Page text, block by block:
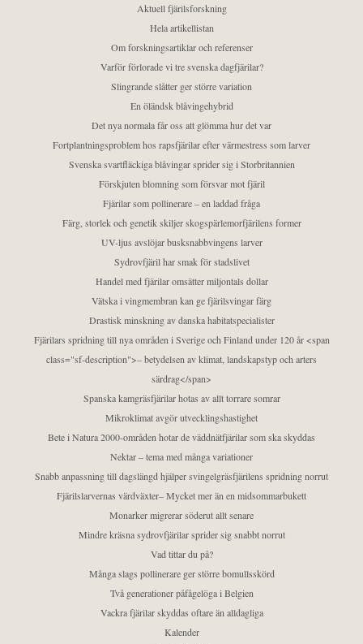
Aktuell fjärilsforskning
Hela artikellistan
Om forskningsartiklar och referenser
Varför förlorade vi tre svenska dagfjärilar?
Slingrande slåtter ger större variation
En öländsk blåvingehybrid
Det nya normala får oss att glömma hur det var
Fortplantningsproblem hos rapsfjärilar efter värmestress som larver
Svenska svartfläckiga blåvingar sprider sig i Storbritannien
Förskjuten blomning som försvar mot fjäril
Fjärilar som pollinerare – en laddad fråga
Färg, storlek och genetik skiljer skogspärlemorfjärilens former
UV-ljus avslöjar busksnabbvingens larver
Sydrovfjäril har smak för stadslivet
Handel med fjärilar omsätter miljontals dollar
Vätska i vingmembran kan ge fjärilsvingar färg
Drastisk minskning av danska habitatspecialister
Fjärilars spridning till nya områden i Sverige och Finland under 120 år <span
class="sf-description">– betydelsen av klimat, landskapstyp och arters
särdrag</span>
Spanska kamgräsfjärilar hotas av allt torrare somrar
Mikroklimat avgör utvecklingshastighet
Bete i Natura 2000-områden hotar de väddnätfjärilar som ska skyddas
Nektar – tema med många variationer
Snabb anpassning till dagslängd hjälper svingelgräsfjärilens spridning norrut
Fjärilslarvernas värdväxter– Mycket mer än en midsommarbukett
Monarker migrerar söderut allt senare
Mindre kräsna sydrovfjärilar sprider sig snabbt norrut
Vad tittar du på?
Många slags pollinerare ger större bomullsskörd
Två generationer påfågelöga i Belgien
Vackra fjärilar skyddas oftare än alldagliga
Kalender